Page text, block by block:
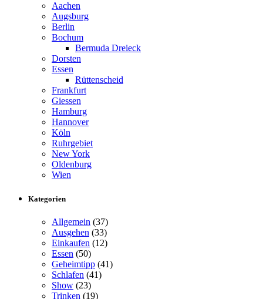
Aachen
Augsburg
Berlin
Bochum
Bermuda Dreieck
Dorsten
Essen
Rüttenscheid
Frankfurt
Giessen
Hamburg
Hannover
Köln
Ruhrgebiet
New York
Oldenburg
Wien
Kategorien
Allgemein (37)
Ausgehen (33)
Einkaufen (12)
Essen (50)
Geheimtipp (41)
Schlafen (41)
Show (23)
Trinken (19)